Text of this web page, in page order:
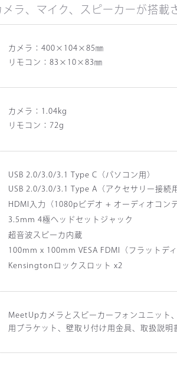
ラ、マイク、スピーカーが搭載
カメラ：400×104×85㎜
リモコン：83×10×83㎜
カメラ：1.04kg
リモコン：72g
USB 2.0/3.0/3.1 Type C（パソコン用）
USB 2.0/3.0/3.1 Type A（アクセサリー接続
HDMI入力（1080pビデオ + オーディオコン
3.5mm 4極ヘッドセットジャック
超音波スピーカ内蔵
100mm x 100mm VESA FDMI（フラットデ
Kensingtonロックスロット x2
MeetUpカメラとスピーカーフォンユニット
用ブラケット、壁取り付け用金具、取扱説明